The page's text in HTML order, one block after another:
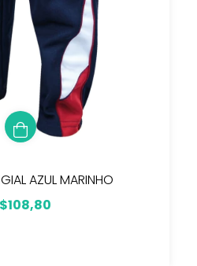
AZUL MARINHO